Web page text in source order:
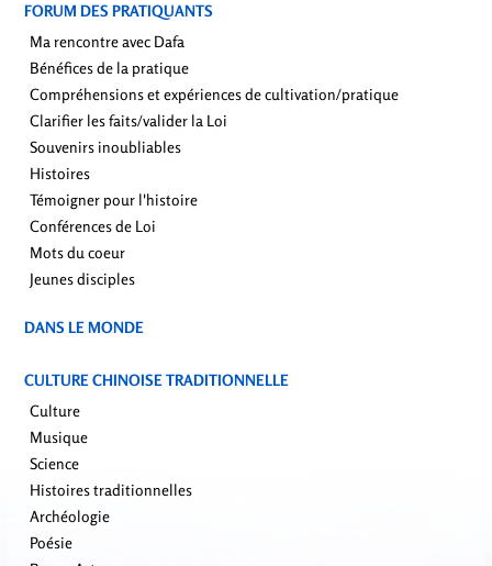
FORUM DES PRATIQUANTS
Ma rencontre avec Dafa
Bénéfices de la pratique
Compréhensions et expériences de cultivation/pratique
Clarifier les faits/valider la Loi
Souvenirs inoubliables
Histoires
Témoigner pour l'histoire
Conférences de Loi
Mots du coeur
Jeunes disciples
DANS LE MONDE
CULTURE CHINOISE TRADITIONNELLE
Culture
Musique
Science
Histoires traditionnelles
Archéologie
Poésie